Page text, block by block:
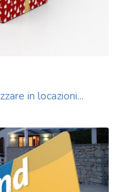
in locazioni...